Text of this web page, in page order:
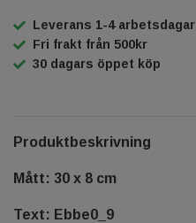
Leverans 1-4 arbetsdagar
Fri frakt från 500kr
30 dagars öppet köp
Produktbeskrivning
Mått: 30 x 8 cm
Text: Ebbe0_9